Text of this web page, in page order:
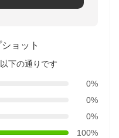
ョット
下の通りです
0%
0%
0%
100%